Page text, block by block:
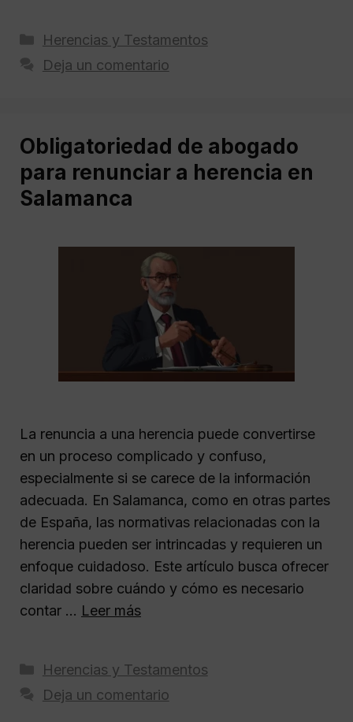
Categorías
Herencias y Testamentos
Deja un comentario
Obligatoriedad de abogado
para renunciar a herencia en
Salamanca
La renuncia a una herencia puede convertirse
en un proceso complicado y confuso,
especialmente si se carece de la información
adecuada. En Salamanca, como en otras partes
de España, las normativas relacionadas con la
herencia pueden ser intrincadas y requieren un
enfoque cuidadoso. Este artículo busca ofrecer
claridad sobre cuándo y cómo es necesario
contar … Leer más
Categorías
Herencias y Testamentos
Deja un comentario